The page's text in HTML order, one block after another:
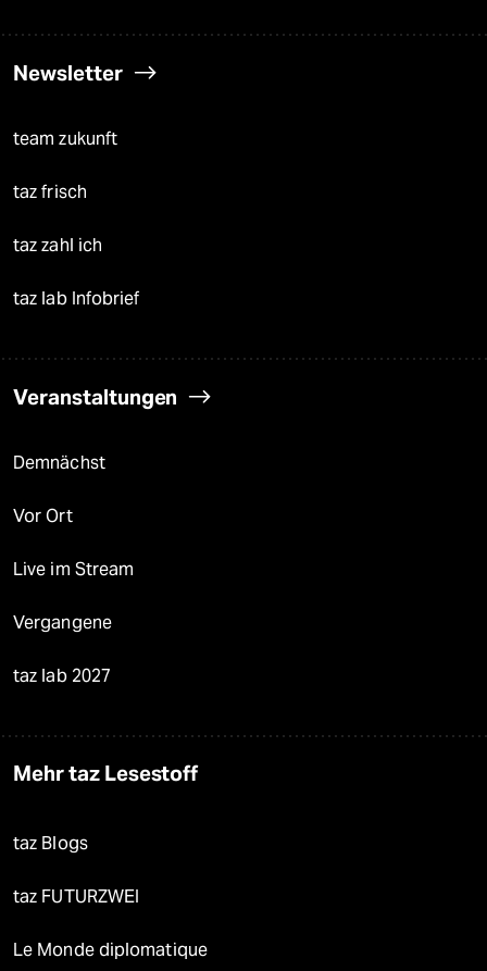
Newsletter
team zukunft
taz frisch
taz zahl ich
taz lab Infobrief
Veranstaltungen
Demnächst
Vor Ort
Live im Stream
Vergangene
taz lab 2027
Mehr taz Lesestoff
taz Blogs
taz FUTURZWEI
Le Monde diplomatique